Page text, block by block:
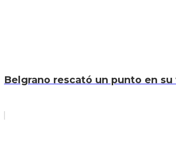
Belgrano rescató un punto en